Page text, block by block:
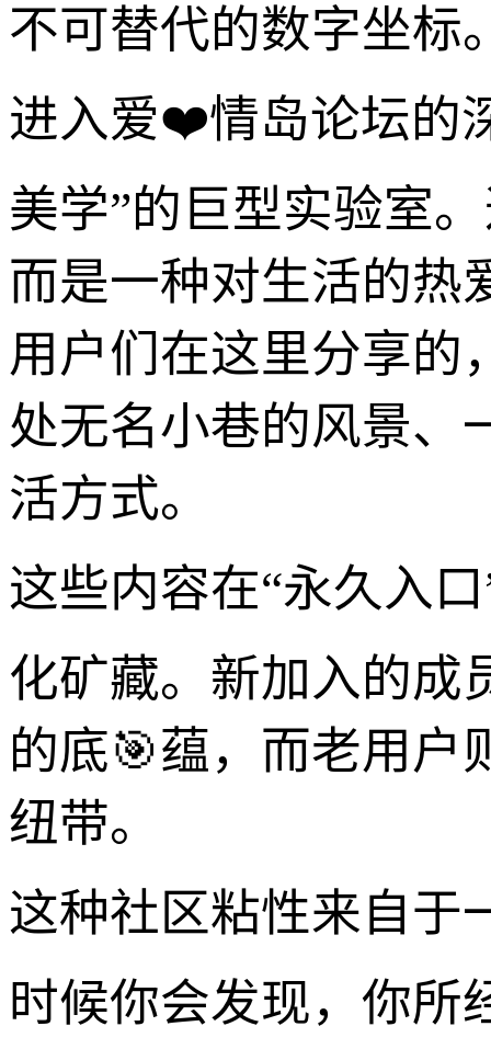
不可替代的数字坐标
进入爱❤️情岛论坛的
美学”的巨型实验室
而是一种对生活的热
用户们在这里分享的
处无名小巷的风景、
活方式。
这些内容在“永久入
化矿藏。新加入的成
的底🎯蕴，而老用户
纽带。
这种社区粘性来自
时候你会发现，你所